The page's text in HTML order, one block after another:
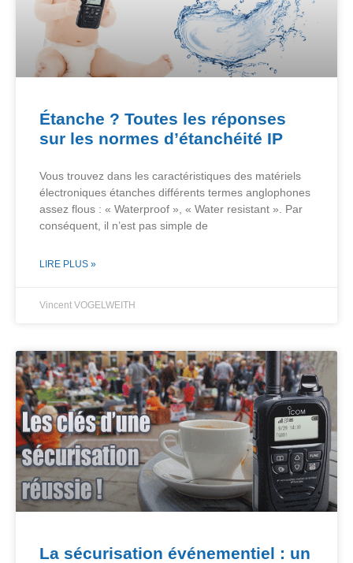
Étanche ? Toutes les réponses
sur les normes d’étanchéité IP
Vous trouvez dans les caractéristiques des matériels
électroniques étanches différents termes anglophones
assez flous : « Waterproof », « Water resistant ». Par
conséquent, il n’est pas simple de
LIRE PLUS »
Vincent VOGELWEITH
La sécurisation événementiel : un